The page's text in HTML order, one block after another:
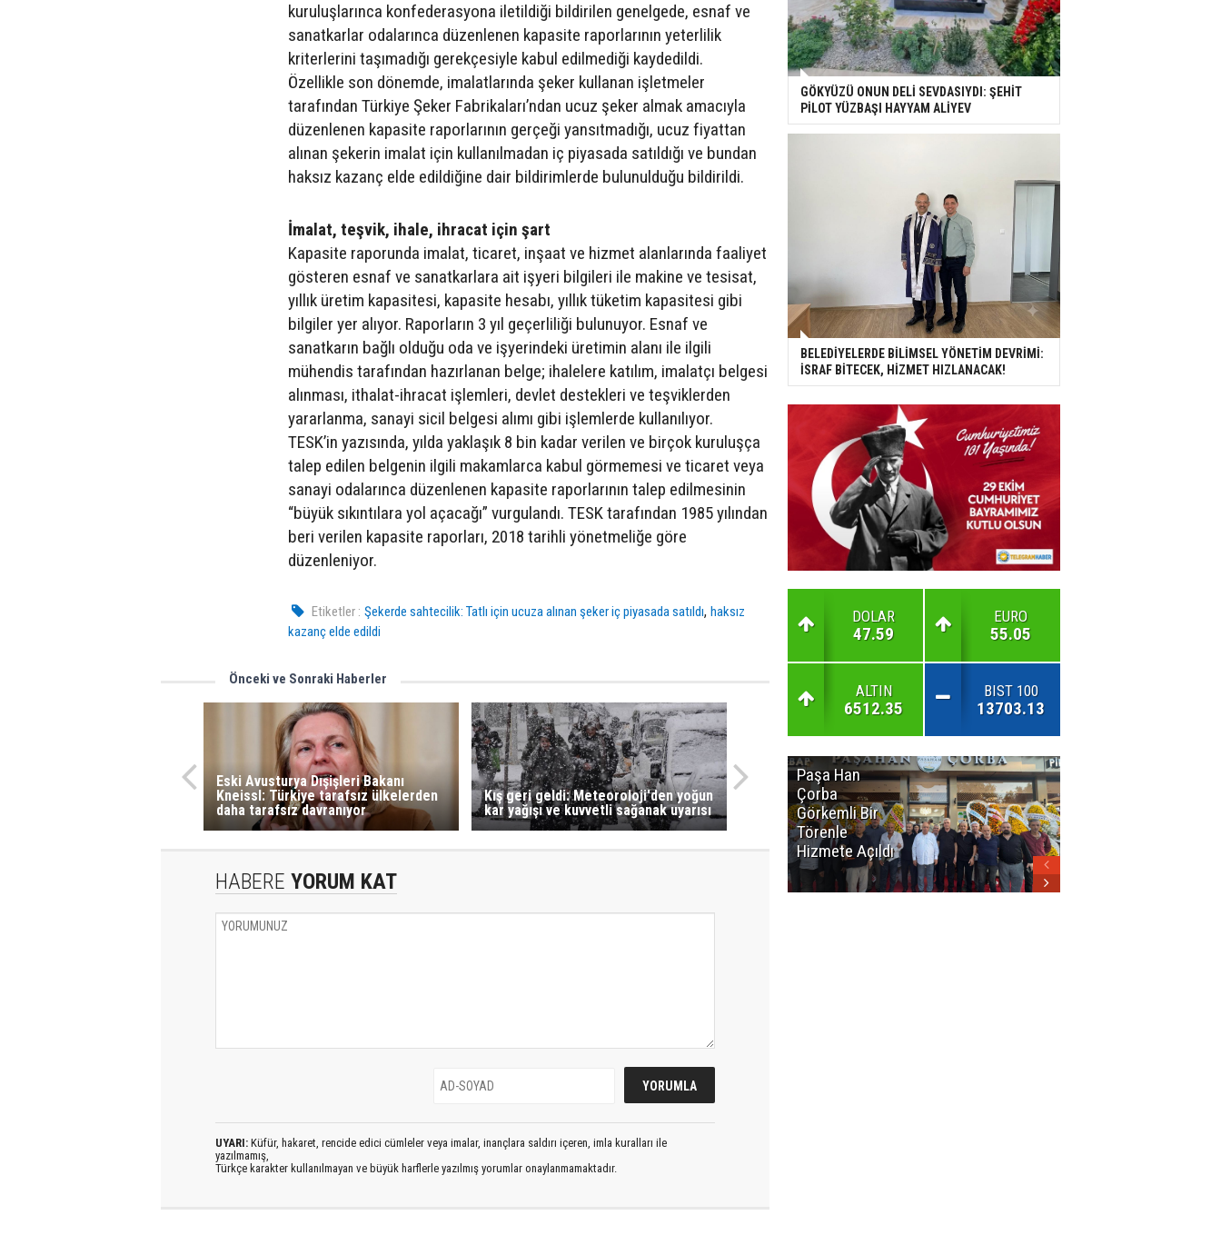
kuruluşlarınca konfederasyona iletildiği bildirilen genelgede, esnaf ve
sanatkarlar odalarınca düzenlenen kapasite raporlarının yeterlilik
kriterlerini taşımadığı gerekçesiyle kabul edilmediği kaydedildi.
Özellikle son dönemde, imalatlarında şeker kullanan işletmeler
tarafından Türkiye Şeker Fabrikaları’ndan ucuz şeker almak amacıyla
düzenlenen kapasite raporlarının gerçeği yansıtmadığı, ucuz fiyattan
alınan şekerin imalat için kullanılmadan iç piyasada satıldığı ve bundan
haksız kazanç elde edildiğine dair bildirimlerde bulunulduğu bildirildi.
İmalat, teşvik, ihale, ihracat için şart
Kapasite raporunda imalat, ticaret, inşaat ve hizmet alanlarında faaliyet
gösteren esnaf ve sanatkarlara ait işyeri bilgileri ile makine ve tesisat,
yıllık üretim kapasitesi, kapasite hesabı, yıllık tüketim kapasitesi gibi
bilgiler yer alıyor. Raporların 3 yıl geçerliliği bulunuyor. Esnaf ve
sanatkarın bağlı olduğu oda ve işyerindeki üretimin alanı ile ilgili
mühendis tarafından hazırlanan belge; ihalelere katılım, imalatçı belgesi
alınması, ithalat-ihracat işlemleri, devlet destekleri ve teşviklerden
yararlanma, sanayi sicil belgesi alımı gibi işlemlerde kullanılıyor.
TESK’in yazısında, yılda yaklaşık 8 bin kadar verilen ve birçok kuruluşça
talep edilen belgenin ilgili makamlarca kabul görmemesi ve ticaret veya
sanayi odalarınca düzenlenen kapasite raporlarının talep edilmesinin
“büyük sıkıntılara yol açacağı” vurgulandı. TESK tarafından 1985 yılından
beri verilen kapasite raporları, 2018 tarihli yönetmeliğe göre
düzenleniyor.
Etiketler : Şekerde sahtecilik: Tatlı için ucuza alınan şeker iç piyasada satıldı,haksız
kazanç elde edildi
Önceki ve Sonraki Haberler
Eski Avusturya Dışişleri Bakanı
Kneissl: Türkiye tarafsız ülkelerden
daha tarafsız davranıyor
Kış geri geldi: Meteoroloji'den yoğun
kar yağışı ve kuvvetli sağanak uyarısı
HABERE YORUM KAT
UYARI: Küfür, hakaret, rencide edici cümleler veya imalar, inançlara saldırı içeren, imla kuralları ile
yazılmamış,
Türkçe karakter kullanılmayan ve büyük harflerle yazılmış yorumlar onaylanmamaktadır.
GÖKYÜZÜ ONUN DELİ SEVDASIYDI: ŞEHİT
PİLOT YÜZBAŞI HAYYAM ALİYEV
BELEDİYELERDE BİLİMSEL YÖNETİM DEVRİMİ:
İSRAF BİTECEK, HİZMET HIZLANACAK!
DOLAR
47.59
EURO
55.05
ALTIN
6512.35
BIST 100
13703.13
Paşa Han
Çorba
Görkemli Bir
Törenle
Hizmete Açıldı